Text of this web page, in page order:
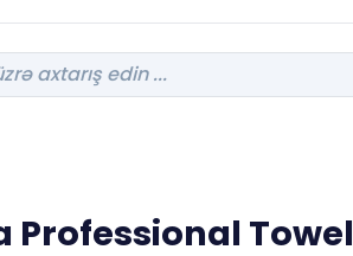
Professional Towel